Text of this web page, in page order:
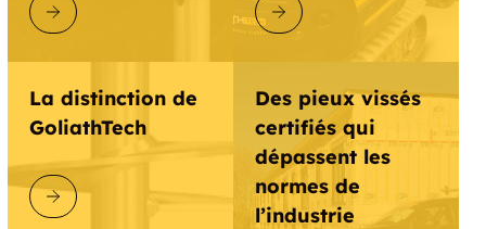
DÉCOUVRIR GOLIATHTECH DÉCOUVRIR GOLIATHTECH
La distinction de
GoliathTech
DÉCOUVRIR GOLIATHTECH
Des pieux vissés
certifiés qui
dépassent les
normes de
l’industrie